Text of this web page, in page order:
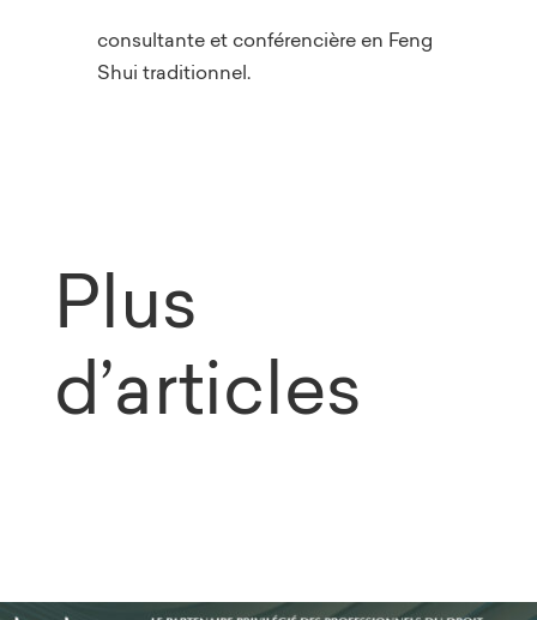
consultante et conférencière en Feng
Shui traditionnel.
Plus
d’articles